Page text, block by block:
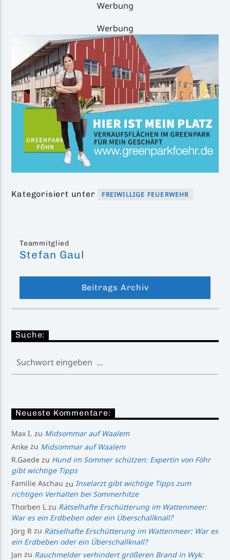
Werbung
Werbung
Kategorisiert unter FREIWILLIGE FEUERWEHR
Teammitglied
Stefan Gaul
Beitrags Archiv
Suche:
Neueste Kommentare:
Max I. zu Midsommar auf Waalem
Anke zu Midsommar auf Waalem
R.Gaede zu Hund im Sommer schützen: Expertin von Föhr
gibt wichtige Tipps
Familie Aschau zuInselarzt gibt wichtige Tipps zum
richtigen Verhalten bei Sommerhitze
Thorben L zu Rätselhafte Erschütterung im Wattenmeer:
War es ein Erdbeben oder ein Überschallknall?
Jörg R zu Rätselhafte Erschütterung im Wattenmeer: War es
ein Erdbeben oder ein Überschallknall?
Jan zu Rauchmelder verhindert größeren Brand in Wyk: